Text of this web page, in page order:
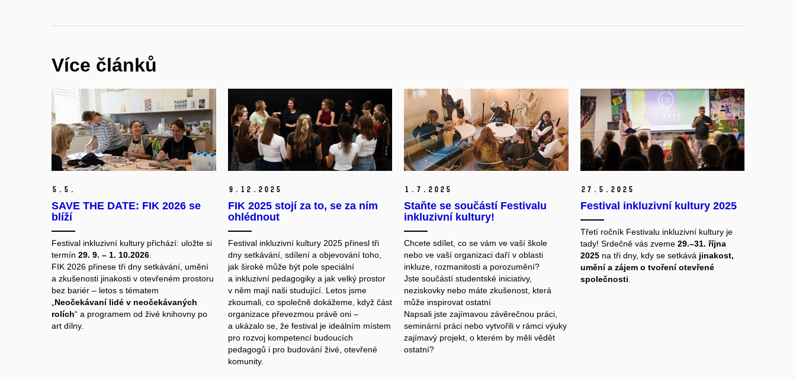
Více článků
5. 5.
SAVE THE DATE: FIK 2026 se
blíží
Festival inkluzivní kultury přichází: uložte si
termín 29. 9. – 1. 10.2026
FIK 2026 přinese tři dny setkávání, umění
a zkušenosti jinakosti v otevřeném prostoru
bez bariér – letos s tématem
Neočekávaní lidé v neočekávaných
rolích“ a programem od živé knihovny po
art dílny.
9. 12. 2025
FIK 2025 stojí za to, se za ním
ohlédnout
Festival inkluzivní kultury 2025 přinesl tři
dny setkávání, sdílení a objevování toho,
jak široké může být pole speciální
a inkluzivní pedagogiky a jak velký prostor
v něm mají naši studující. Letos jsme
zkoumali, co společně dokážeme, když část
organizace převezmou právě oni –
a ukázalo se, že festival je ideálním místem
pro rozvoj kompetencí budoucích
pedagogů i pro budování živé, otevřené
komunity.
1. 7. 2025
Staňte se součástí Festivalu
inkluzivní kultury!
Chcete sdílet, co se vám ve vaší škole
nebo ve vaší organizaci daří v oblasti
inkluze, rozmanitosti a porozumění?
Jste součástí studentské iniciativy,
neziskovky nebo máte zkušenost, která
může inspirovat ostatní
Napsali jste zajímavou závěrečnou práci,
seminární práci nebo vytvořili v rámci výuky
zajímavý projekt, o kterém by měli vědět
ostatní?
27. 5. 2025
Festival inkluzivní kultury 2025
Třetí ročník Festivalu inkluzivní kultury je
tady! Srdečně vás zveme 29.–31. října
2025 na tři dny, kdy se setkává jinakost,
umění a zájem o tvoření otevřené
společnosti